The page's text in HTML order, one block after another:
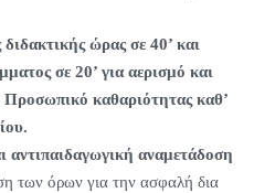
ώρας σε 40’ και
σε 20’ για αερισμό και
καθαριότητας καθ’
αντιπαιδαγωγική αναμετάδοση
των όρων για την ασφαλή δια